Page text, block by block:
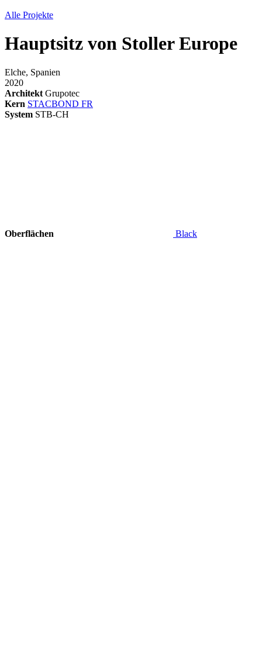
Alle Projekte
Hauptsitz von Stoller Europe
Elche, Spanien
2020
Architekt Grupotec
Kern STACBOND FR
System STB-CH
Oberflächen Black